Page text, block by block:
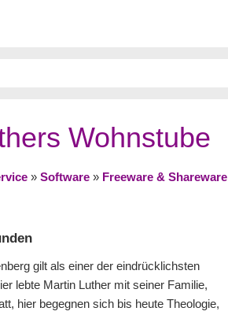
Wohnstube
» Software » Freeware & Shareware
gilt als einer der eindrücklichsten
lebte Martin Luther mit seiner Familie,
hier begegnen sich bis heute Theologie,